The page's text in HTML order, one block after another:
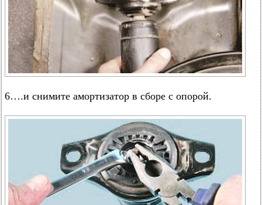
6….и снимите амортизатор в сборе с опорой.